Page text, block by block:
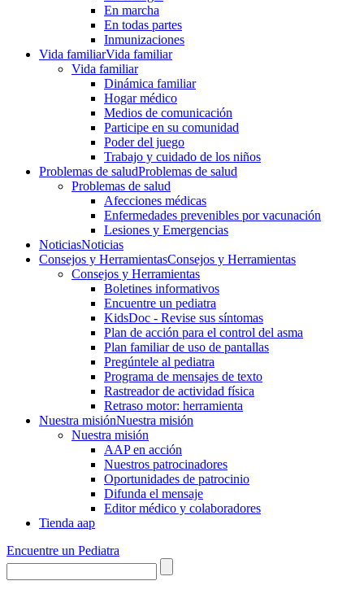
En marcha
En todas partes
Inmunizaciones
Vida familiarVida familiar
Vida familiar
Dinámica familiar
Hogar médico
Medios de comunicación
Participe en su comunidad
Poder del juego
Trabajo y cuidado de los niños
Problemas de saludProblemas de salud
Problemas de salud
Afecciones médicas
Enfermedades prevenibles por vacunación
Lesiones y Emergencias
NoticiasNoticias
Consejos y HerramientasConsejos y Herramientas
Consejos y Herramientas
Boletines informativos
Encuentre un pediatra
KidsDoc - Revise sus síntomas
Plan de acción para el control del asma
Plan familiar de uso de pantallas
Pregúntele al pediatra
Programa de mensajes de texto
Rastre​​ador de activida​d física
Retraso motor: herramienta
Nuestra misiónNuestra misión
Nuestra misión
AAP en acción
Nuestros patrocinadores
Oportunidades de patrocinio
Difunda el mensaje
Editor médico y colaboradores
Tienda aap
Encuentre un Pediatra